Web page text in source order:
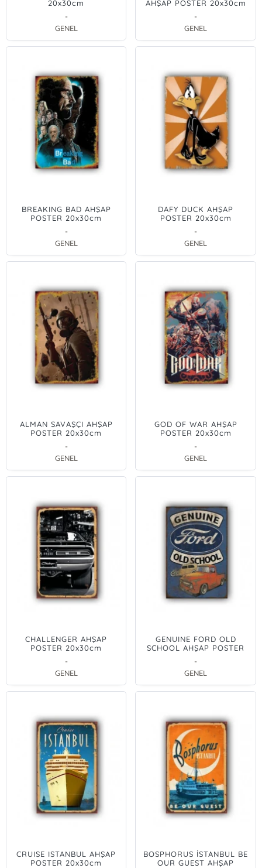
20x30cm
-
GENEL
AHŞAP POSTER 20x30cm
-
GENEL
BREAKING BAD AHŞAP
POSTER 20x30cm
-
GENEL
DAFY DUCK AHŞAP
POSTER 20x30cm
-
GENEL
ALMAN SAVAŞÇI AHŞAP
POSTER 20x30cm
-
GENEL
GOD OF WAR AHŞAP
POSTER 20x30cm
-
GENEL
CHALLENGER AHŞAP
POSTER 20x30cm
-
GENEL
GENUINE FORD OLD
SCHOOL AHŞAP POSTER
-
GENEL
CRUISE ISTANBUL AHŞAP
POSTER 20x30cm
BOSPHORUS İSTANBUL BE
OUR GUEST AHŞAP